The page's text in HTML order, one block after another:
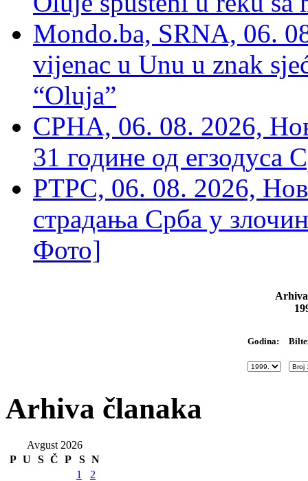
Mondo.ba, SRNA, 06.
vijenac u Unu u znak
“Oluja”
СРНА, 06. 08. 2026,
31 године од егзодуса
РТРС, 06. 08. 2026,
страдања Срба у
Фото]
Godina:
Arhiva članaka
Avgust 2026
P U S Č P S N
1
2